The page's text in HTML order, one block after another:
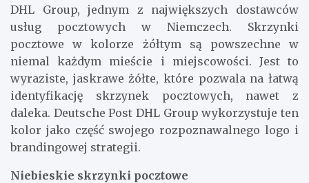
DHL Group, jednym z największych dostawców
usług pocztowych w Niemczech. Skrzynki
pocztowe w kolorze żółtym są powszechne w
niemal każdym mieście i miejscowości. Jest to
wyraziste, jaskrawe żółte, które pozwala na łatwą
identyfikację skrzynek pocztowych, nawet z
daleka. Deutsche Post DHL Group wykorzystuje ten
kolor jako część swojego rozpoznawalnego logo i
brandingowej strategii.
Niebieskie skrzynki pocztowe